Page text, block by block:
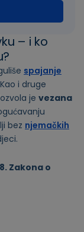
– i ko
spajanje
i druge
je vezana
bez njemačkih
Zakona o